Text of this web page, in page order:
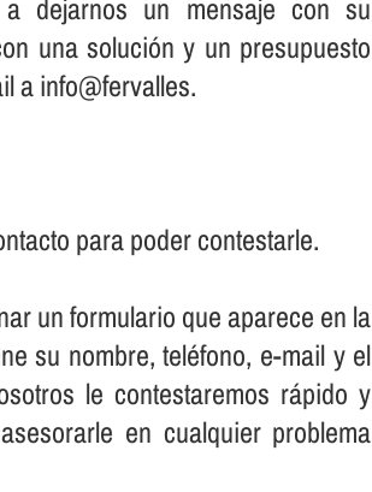
dejarnos un mensaje con su
una solución y un presupuesto
a info@fervalles.
para poder contestarle.
un formulario que aparece en la
su nombre, teléfono, e-mail y el
le contestaremos rápido y
en cualquier problema